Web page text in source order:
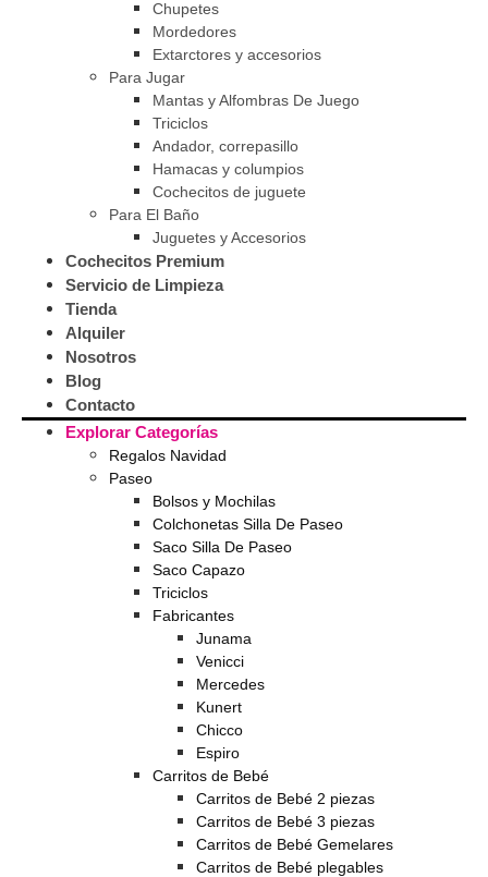
Chupetes
Mordedores
Extarctores y accesorios
Para Jugar
Mantas y Alfombras De Juego
Triciclos
Andador, correpasillo
Hamacas y columpios
Cochecitos de juguete
Para El Baño
Juguetes y Accesorios
Cochecitos Premium
Servicio de Limpieza
Tienda
Alquiler
Nosotros
Blog
Contacto
Explorar Categorías
Regalos Navidad
Paseo
Bolsos y Mochilas
Colchonetas Silla De Paseo
Saco Silla De Paseo
Saco Capazo
Triciclos
Fabricantes
Junama
Venicci
Mercedes
Kunert
Chicco
Espiro
Carritos de Bebé
Carritos de Bebé 2 piezas
Carritos de Bebé 3 piezas
Carritos de Bebé Gemelares
Carritos de Bebé plegables